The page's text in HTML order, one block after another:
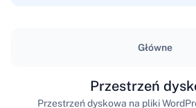
Główne
Przestrzeń
Przestrzeń dyskowa na pliki